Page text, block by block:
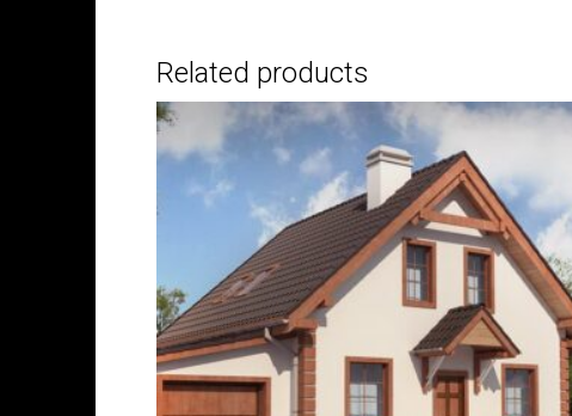
Related products